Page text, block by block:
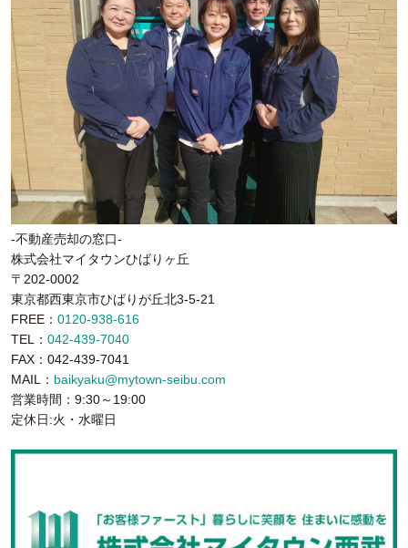
-不動産売却の窓口-
株式会社マイタウンひばりヶ丘
〒202-0002
東京都西東京市ひばりが丘北3-5-21
FREE： 0120-938-616
TEL： 042-439-7040
FAX：042-439-7041
MAIL： baikyaku@mytown-seibu.com
営業時間：9:30～19:00
定休日:火・水曜日